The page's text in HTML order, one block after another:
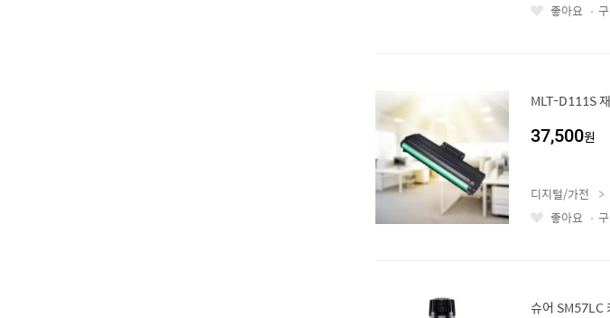
좋 좋아요
MLT-D111S
37,500원
좋
디지털/가전
좋아요
슈어 SM57LC